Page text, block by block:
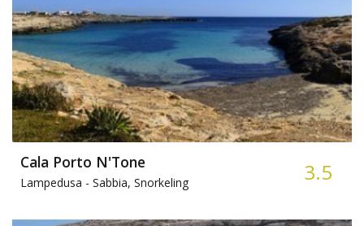
Cala Porto N'Tone
Lampedusa - Sabbia, Snorkeling 3.5